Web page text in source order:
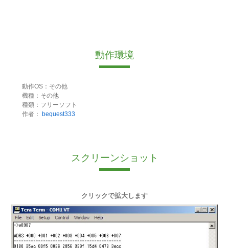
動作環境
動作OS：その他
機種：その他
種類：フリーソフト
作者：
bequest333
スクリーンショット
クリックで拡大します